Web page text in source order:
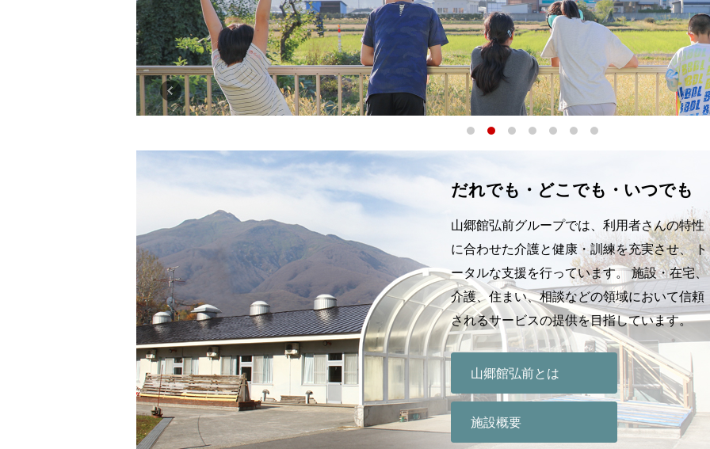
だれでも・どこでも・いつでも
山郷館弘前グループでは、利用者さんの特性
に合わせた介護と健康・訓練を充実させ、 ト
ータルな支援を行っています。 施設・在宅、
介護、住まい、相談などの領域において信頼
されるサービスの提供を目指しています。
山郷館弘前とは
施設概要